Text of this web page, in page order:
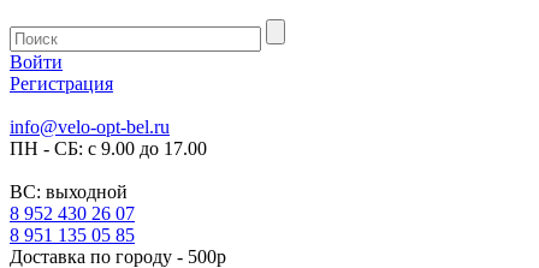
Войти
Регистрация
info@velo-opt-bel.ru
ПН - СБ: с 9.00 до 17.00
ВС: выходной
8 952 430 26 07
8 951 135 05 85
Доставка по городу - 500р